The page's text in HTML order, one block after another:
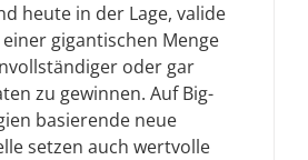
heute in der Lage, valide
gigantischen Menge
oder gar
zu gewinnen. Auf Big-
basierende neue
setzen auch wertvolle